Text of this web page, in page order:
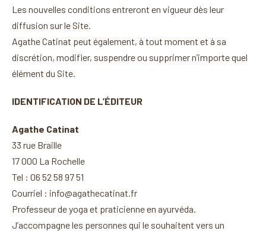
Les nouvelles conditions entreront en vigueur dès leur
diffusion sur le Site.
Agathe Catinat peut également, à tout moment et à sa
discrétion, modifier, suspendre ou supprimer n’importe quel
élément du Site.
IDENTIFICATION DE L’ÉDITEUR
Agathe Catinat
33 rue Braille
17 000 La Rochelle
Tel : 06 52 58 97 51
Courriel : info@agathecatinat.fr
Professeur de yoga et praticienne en ayurvéda.
J’accompagne les personnes qui le souhaitent vers un